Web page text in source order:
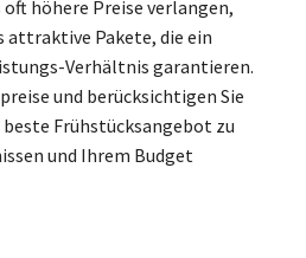
höhere Preise verlangen,
attraktive Pakete, die ein
Verhältnis garantieren.
und berücksichtigen Sie
Frühstücksangebot zu
und Ihrem Budget